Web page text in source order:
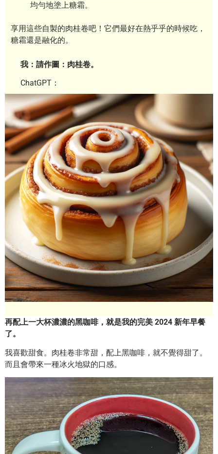
均勻地塗上糖霜。
享用這些自製的肉桂卷吧！它們最好在熱乎乎的時候吃，
糖霜還是融化的。
我：請作圖：肉桂卷。
ChatGPT：
再配上一大杯濃濃的黑咖啡，就是我的完美 2024 新年早餐
了。
我喜歡甜食。肉桂卷非常甜，配上黑咖啡，就不覺得甜了。
而且會帶來一種冰火地獄的口感。